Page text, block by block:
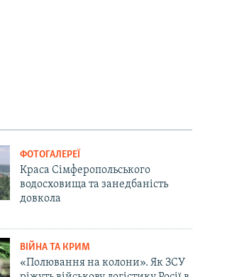
ФОТОГАЛЕРЕЇ
Краса Сімферопольського
водосховища та занедбаність
довкола
ВІЙНА ТА КРИМ
«Полювання на колони». Як ЗСУ